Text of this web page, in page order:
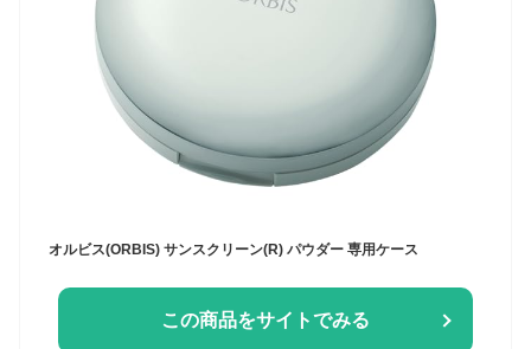
オルビス(ORBIS) サンスクリーン(R) パウダー 専用ケース
この商品をサイトでみる